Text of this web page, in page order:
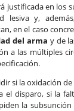
justificada en los
lesiva y,
en el caso
del arma y de
a las múltiples
si la oxidación de
el disparo, si la
la